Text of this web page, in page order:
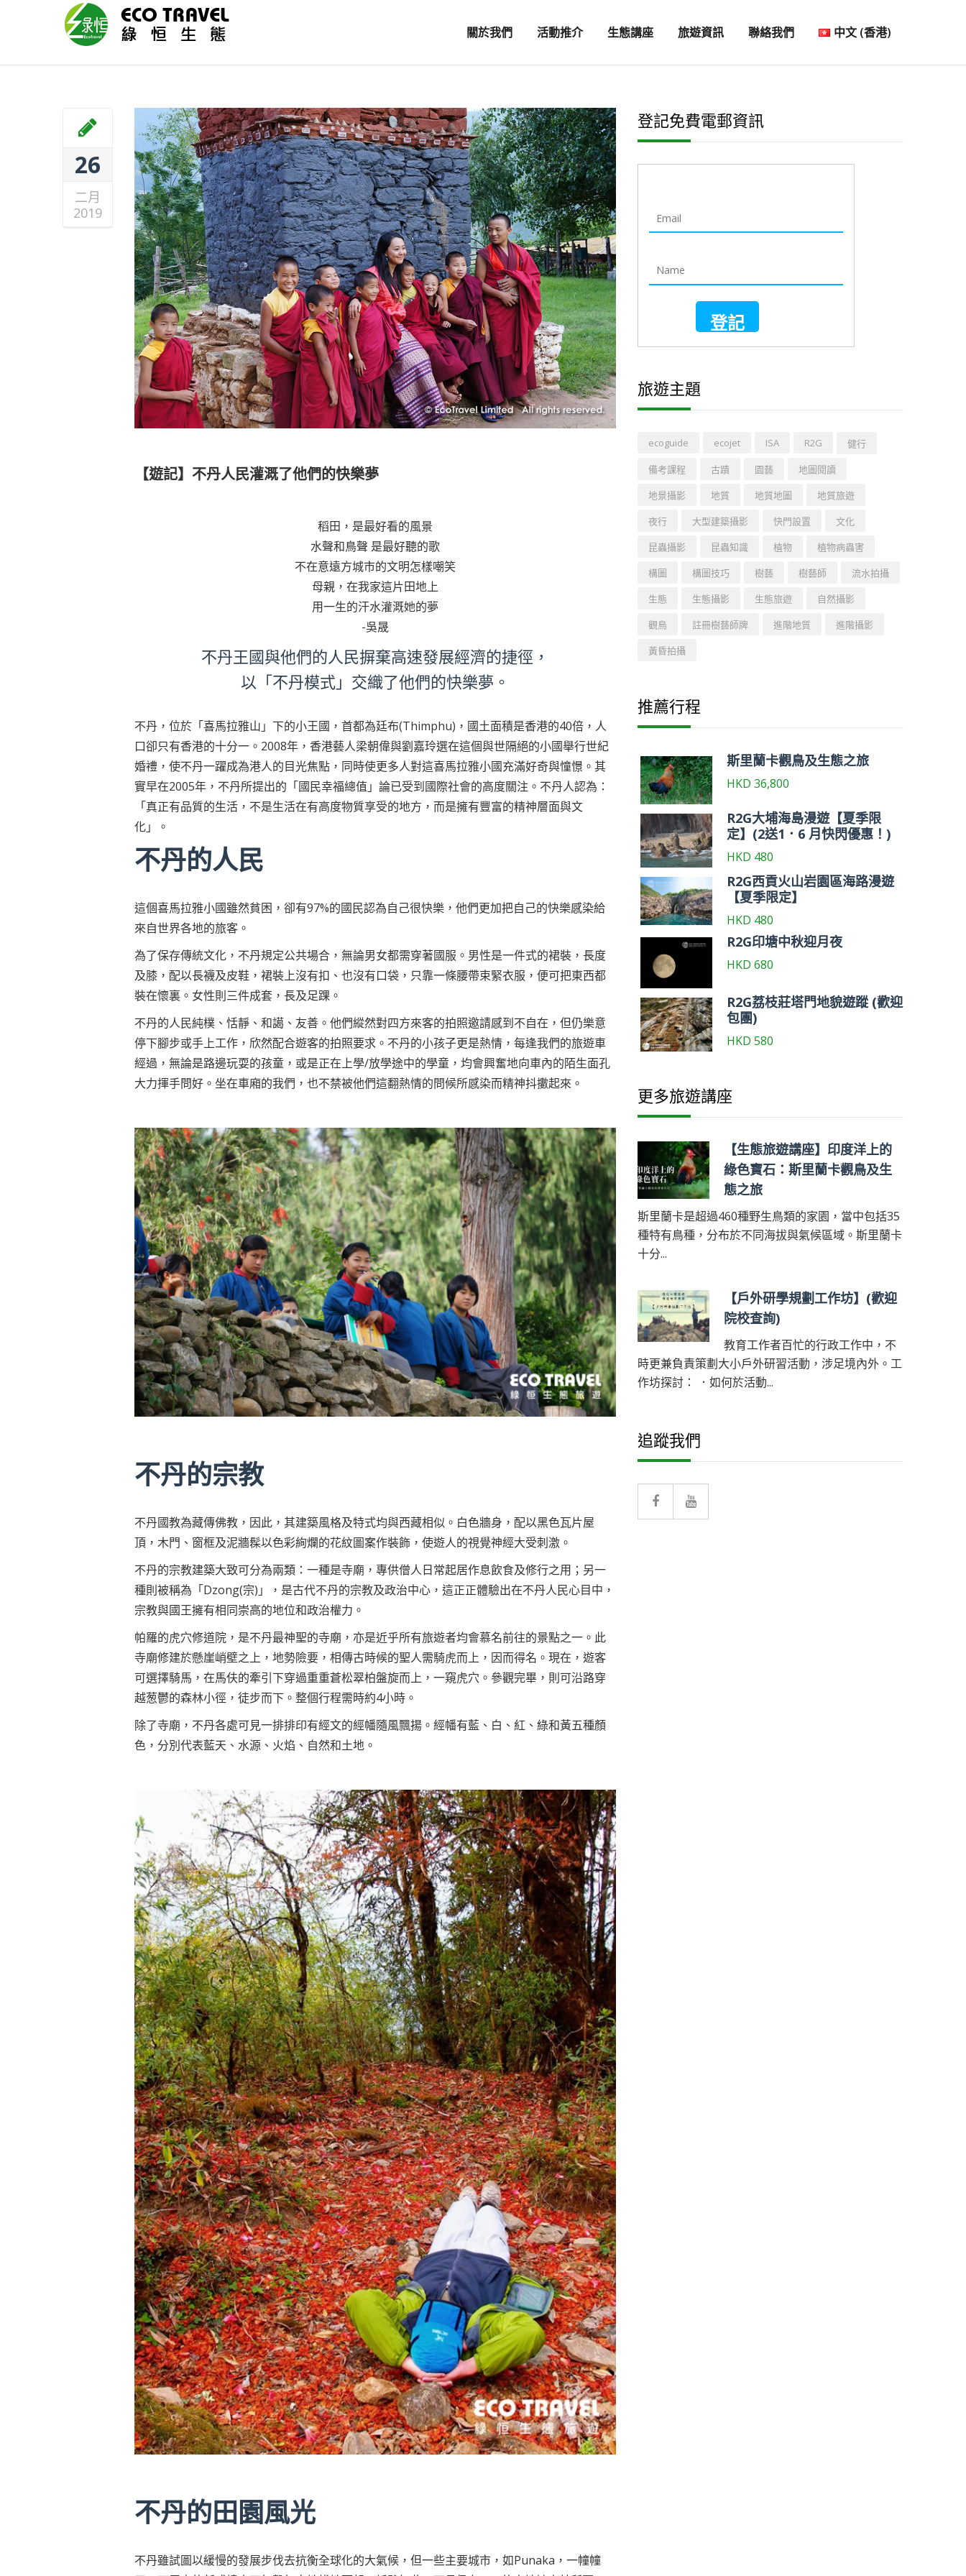
關於我們 活動推介 生態講座 旅遊資訊 聯絡我們 中文 (香港)
26
二月
2019
【遊記】不丹人民灌溉了他們的快樂夢
稻田，是最好看的風景
水聲和鳥聲 是最好聽的歌
不在意遠方城市的文明怎樣嘲笑
母親，在我家這片田地上
用一生的汗水灌溉她的夢
-吳晟
不丹王國與他們的人民摒棄高速發展經濟的捷徑，
以「不丹模式」交織了他們的快樂夢。
不丹，位於「喜馬拉雅山」下的小王國，首都為廷布(Thimphu)，國土面積是香港的40倍，人
口卻只有香港的十分一。2008年，香港藝人梁朝偉與劉嘉玲選在這個與世隔絕的小國舉行世紀
婚禮，使不丹一躍成為港人的目光焦點，同時使更多人對這喜馬拉雅小國充滿好奇與憧憬。其
實早在2005年，不丹所提出的「國民幸福總值」論已受到國際社會的高度關注。不丹人認為：
「真正有品質的生活，不是生活在有高度物質享受的地方，而是擁有豐富的精神層面與文
化」。
不丹的人民
這個喜馬拉雅小國雖然貧困，卻有97%的國民認為自己很快樂，他們更加把自己的快樂感染給
來自世界各地的旅客。
為了保存傳統文化，不丹規定公共場合，無論男女都需穿著國服。男性是一件式的裙裝，長度
及膝，配以長襪及皮鞋，裙裝上沒有扣、也沒有口袋，只靠一條腰帶束緊衣服，便可把東西都
裝在懷裏。女性則三件成套，長及足踝。
不丹的人民純樸、恬靜、和譪、友善。他們縱然對四方來客的拍照邀請感到不自在，但仍樂意
停下腳步或手上工作，欣然配合遊客的拍照要求。不丹的小孩子更是熱情，每逢我們的旅遊車
經過，無論是路邊玩耍的孩童，或是正在上學/放學途中的學童，均會興奮地向車內的陌生面孔
大力揮手問好。坐在車廂的我們，也不禁被他們這翻熱情的問候所感染而精神抖擻起來。
不丹的宗教
不丹國教為藏傳佛教，因此，其建築風格及特式均與西藏相似。白色牆身，配以黑色瓦片屋
頂，木門、窗框及泥牆髹以色彩絢爛的花紋圖案作裝飾，使遊人的視覺神經大受刺激。
不丹的宗教建築大致可分為兩類：一種是寺廟，專供僧人日常起居作息飲食及修行之用；另一
種則被稱為「Dzong(宗)」，是古代不丹的宗教及政治中心，這正正體驗出在不丹人民心目中，
宗教與國王擁有相同崇高的地位和政治權力。
帕羅的虎穴修道院，是不丹最神聖的寺廟，亦是近乎所有旅遊者均會慕名前往的景點之一。此
寺廟修建於懸崖峭壁之上，地勢險要，相傳古時候的聖人需騎虎而上，因而得名。現在，遊客
可選擇騎馬，在馬伕的牽引下穿過重重蒼松翠柏盤旋而上，一窺虎穴。參觀完畢，則可沿路穿
越葱鬱的森林小徑，徒步而下。整個行程需時約4小時。
除了寺廟，不丹各處可見一排排印有經文的經幡隨風飄揚。經幡有藍、白、紅、綠和黃五種顏
色，分別代表藍天、水源、火焰、自然和土地。
不丹的田園風光
不丹雖試圖以緩慢的發展步伐去抗衡全球化的大氣候，但一些主要城市，如Punaka，一幢幢
登記免費電郵資訊
旅遊主題
ecoguide ecojet ISA R2G
健行
備考課程
古蹟 園藝
地圖閱讀
地景攝影
地質 地質地圖
地質旅遊
夜行
大型建築攝影 快門設置
文化
昆蟲攝影
昆蟲知識 植物
植物病蟲害
構圖
構圖技巧 樹藝 樹藝師
流水拍攝
生態
生態攝影 生態旅遊
自然攝影
觀鳥
註冊樹藝師牌 進階地質
進階攝影
黃昏拍攝
推薦行程
斯里蘭卡觀鳥及生態之旅
HKD 36,800
R2G大埔海島漫遊【夏季限
定】(2送1．6 月快閃優惠！)
HKD 480
R2G西貢火山岩園區海路漫遊
【夏季限定】
HKD 480
R2G印塘中秋迎月夜
HKD 680
R2G荔枝莊塔門地貌遊蹤 (歡迎
包團)
HKD 580
更多旅遊講座
【生態旅遊講座】印度洋上的
綠色寶石：斯里蘭卡觀鳥及生
態之旅
斯里蘭卡是超過460種野生鳥類的家園，當中包括35
種特有鳥種，分布於不同海拔與氣候區域。斯里蘭卡
十分...
【戶外研學規劃工作坊】(歡迎
院校查詢)
教育工作者百忙的行政工作中，不
時更兼負責策劃大小戶外研習活動，涉足境內外。工
作坊探討： ．如何於活動...
追蹤我們